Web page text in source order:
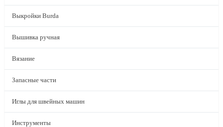
Выкройки Burda
Вышивка ручная
Вязание
Запасные части
Иглы для швейных машин
Инструменты